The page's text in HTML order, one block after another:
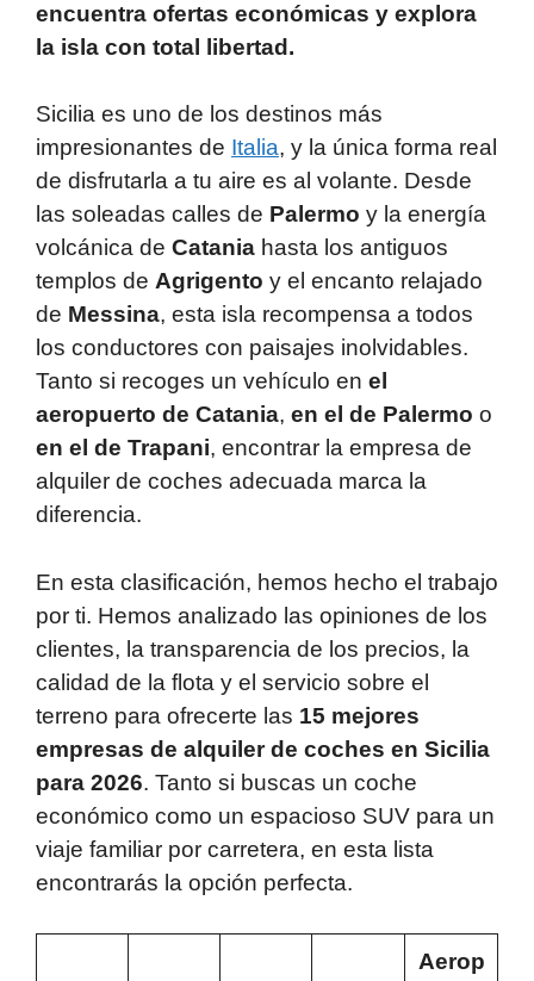
p
o
k
encuentra ofertas económicas y explora
la isla con total libertad.
Sicilia es uno de los destinos más
impresionantes de Italia, y la única forma real
de disfrutarla a tu aire es al volante. Desde
las soleadas calles de Palermo y la energía
volcánica de Catania hasta los antiguos
templos de Agrigento y el encanto relajado
de Messina, esta isla recompensa a todos
los conductores con paisajes inolvidables.
Tanto si recoges un vehículo en el
aeropuerto de Catania, en el de Palermo o
en el de Trapani, encontrar la empresa de
alquiler de coches adecuada marca la
diferencia.
En esta clasificación, hemos hecho el trabajo
por ti. Hemos analizado las opiniones de los
clientes, la transparencia de los precios, la
calidad de la flota y el servicio sobre el
terreno para ofrecerte las 15 mejores
empresas de alquiler de coches en Sicilia
para 2026. Tanto si buscas un coche
económico como un espacioso SUV para un
viaje familiar por carretera, en esta lista
encontrarás la opción perfecta.
Aerop